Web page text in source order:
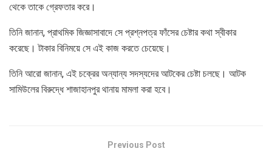
থেকে তাকে গ্রেফতার করে।
তিনি জানান, প্রাথমিক জিজ্ঞাসাবাদে সে প্রশ্নপত্র ফাঁসের চেষ্টার কথা স্বীকার
করেছে। টাকার বিনিময়ে সে এই কাজ করতে চেয়েছে।
তিনি আরো জানান, এই চক্রের অন্যান্য সদস্যদের আটকের চেষ্টা চলছে। আটক
সামিউলের বিরুদ্ধে শাজাহানপুর থানায় মামলা করা হবে।
Previous Post